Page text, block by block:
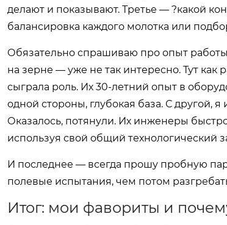
делают и показывают. Третье — ?какой
балансировка каждого молотка или
Обязательно спрашиваю про опыт
на зерне — уже не так интересно. Тут как
сыграла роль. Их 30-летний опыт в
одной стороны, глубокая база. С другой,
Оказалось, потянули. Их инженеры
используя свой общий технологический
И последнее — всегда прошу пробную
полевые испытания, чем потом
Итог: мои фавориты и